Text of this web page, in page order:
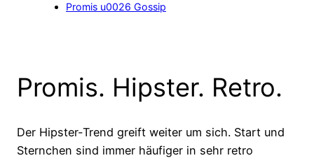
Promis u0026 Gossip
Promis. Hipster. Retro.
Der Hipster-Trend greift weiter um sich. Start und
Sternchen sind immer häufiger in sehr retro